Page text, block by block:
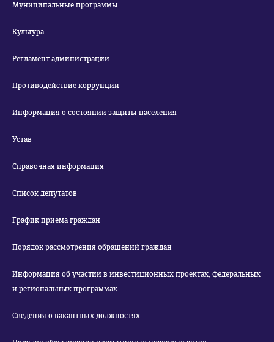
Муниципальные программы
Культура
Регламент администрации
Противодействие коррупции
Информация о состоянии защиты населения
Устав
Справочная информация
Список депутатов
График приема граждан
Порядок рассмотрения обращений граждан
Информация об участии в инвестиционных проектах, федеральных
и региональных программах
Сведения о вакантных должностях